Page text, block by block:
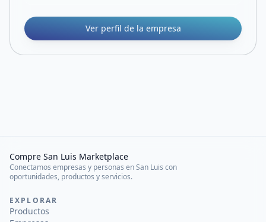
Ver perfil de la empresa
Compre San Luis Marketplace
Conectamos empresas y personas en San Luis con
oportunidades, productos y servicios.
EXPLORAR
Productos